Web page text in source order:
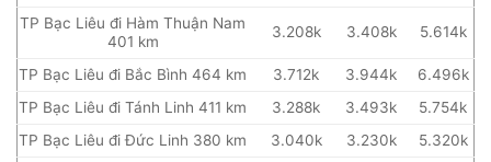
TP Bạc Liêu đi Hàm Thuận Nam
401 km
3.208k 3.408k 5.614k
TP Bạc Liêu đi Bắc Bình 464 km 3.712k 3.944k
6.496k
TP Bạc Liêu đi Tánh Linh 411 km
3.288k 3.493k
5.754k
TP Bạc Liêu đi Đức Linh 380 km
3.040k 3.230k
5.320k